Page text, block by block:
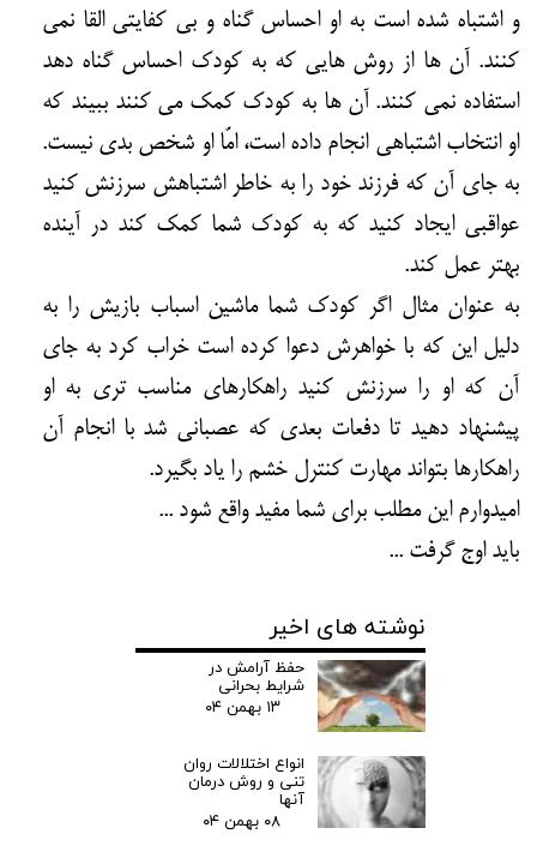
و اشتباه شده است به او احساس گناه و بی کفایتی القا نمی
کنند. آن ها از روش هایی که به کودک احساس گناه دهد
استفاده نمی کنند. آن ها به کودک کمک می کنند ببیند که
او انتخاب اشتباهی انجام داده است، امّا او شخص بدی نیست.
به جای آن که فرزند خود را به خاطر اشتباهش سرزنش کنید
عواقبی ایجاد کنید که به کودک شما کمک کند در آینده
بهتر عمل کند.
به عنوان مثال اگر کودک شما ماشین اسباب بازیش را به
دلیل این که با خواهرش دعوا کرده است خراب کرد به جای
آن که او را سرزنش کنید راهکارهای مناسب تری به او
پیشنهاد دهید تا دفعات بعدی که عصبانی شد با انجام آن
راهکارها بتواند مهارت کنترل خشم را یاد بگیرد.
امیدوارم این مطلب برای شما مفید واقع شود ...
باید اوج گرفت ...
نوشته های اخیر
حفظ آرامش در
شرایط بحرانی
۱۳ بهمن ۰۴
انواع اختلالات روان
تنی و روش درمان
آنها
۰۸ بهمن ۰۴